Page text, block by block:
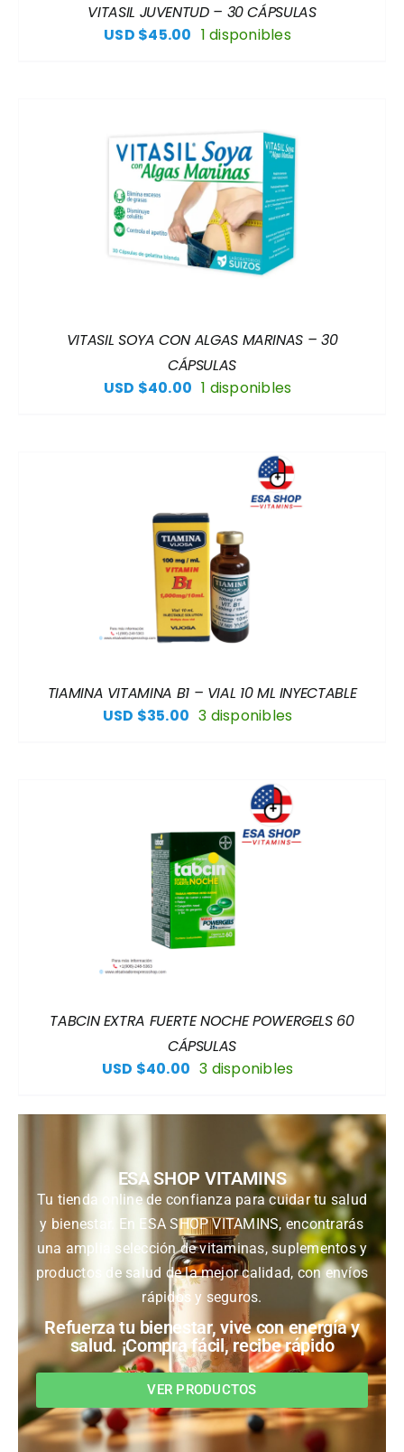
VITASIL JUVENTUD – 30 CÁPSULAS
USD $45.00 1 disponibles
VITASIL SOYA CON ALGAS MARINAS – 30
CÁPSULAS
USD $40.00 1 disponibles
TIAMINA VITAMINA B1 – VIAL 10 ML INYECTABLE
USD $35.00 3 disponibles
TABCIN EXTRA FUERTE NOCHE POWERGELS 60
CÁPSULAS
USD $40.00 3 disponibles
ESA SHOP VITAMINS
Tu tienda online de confianza para cuidar tu salud
y bienestar. En ESA SHOP VITAMINS, encontrarás
una amplia selección de vitaminas, suplementos y
productos de salud de la mejor calidad, con envíos
rápidos y seguros.
Refuerza tu bienestar, vive con energía y
salud. ¡Compra fácil, recibe rápido
VER PRODUCTOS